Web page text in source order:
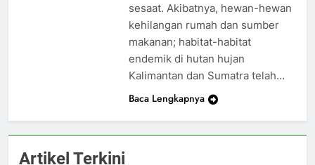
sesaat. Akibatnya, hewan-hewan
kehilangan rumah dan sumber
makanan; habitat-habitat
endemik di hutan hujan
Kalimantan dan Sumatra telah…
Baca Lengkapnya
Artikel Terkini